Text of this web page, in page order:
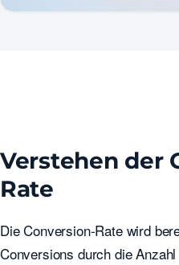
Verstehen der
Rate
Die Conversion-Rate wird
Conversions durch die